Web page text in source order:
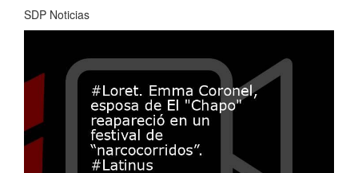
SDP Noticias